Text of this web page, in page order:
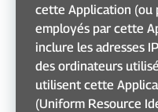
cette Application (ou
employés par cette
inclure les adresses
des ordinateurs
utilisent cette
(Uniform Resource